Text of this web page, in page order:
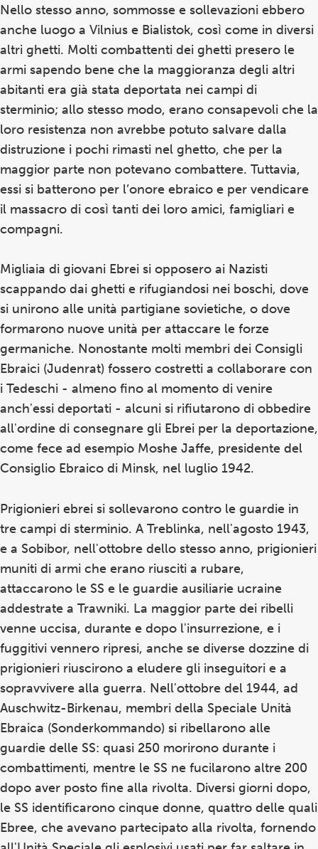
Nello stesso anno, sommosse e sollevazioni ebbero
anche luogo a Vilnius e Bialistok, così come in diversi
altri ghetti. Molti combattenti dei ghetti presero le
armi sapendo bene che la maggioranza degli altri
abitanti era già stata deportata nei campi di
sterminio; allo stesso modo, erano consapevoli che la
loro resistenza non avrebbe potuto salvare dalla
distruzione i pochi rimasti nel ghetto, che per la
maggior parte non potevano combattere. Tuttavia,
essi si batterono per l’onore ebraico e per vendicare
il massacro di così tanti dei loro amici, famigliari e
compagni.
Migliaia di giovani Ebrei si opposero ai Nazisti
scappando dai ghetti e rifugiandosi nei boschi, dove
si unirono alle unità partigiane sovietiche, o dove
formarono nuove unità per attaccare le forze
germaniche. Nonostante molti membri dei Consigli
Ebraici (Judenrat) fossero costretti a collaborare con
i Tedeschi - almeno fino al momento di venire
anch'essi deportati - alcuni si rifiutarono di obbedire
all'ordine di consegnare gli Ebrei per la deportazione,
come fece ad esempio Moshe Jaffe, presidente del
Consiglio Ebraico di Minsk, nel luglio 1942.
Prigionieri ebrei si sollevarono contro le guardie in
tre campi di sterminio. A Treblinka, nell'agosto 1943,
e a Sobibor, nell'ottobre dello stesso anno, prigionieri
muniti di armi che erano riusciti a rubare,
attaccarono le SS e le guardie ausiliarie ucraine
addestrate a Trawniki. La maggior parte dei ribelli
venne uccisa, durante e dopo l'insurrezione, e i
fuggitivi vennero ripresi, anche se diverse dozzine di
prigionieri riuscirono a eludere gli inseguitori e a
sopravvivere alla guerra. Nell'ottobre del 1944, ad
Auschwitz-Birkenau, membri della Speciale Unità
Ebraica (Sonderkommando) si ribellarono alle
guardie delle SS: quasi 250 morirono durante i
combattimenti, mentre le SS ne fucilarono altre 200
dopo aver posto fine alla rivolta. Diversi giorni dopo,
le SS identificarono cinque donne, quattro delle quali
Ebree, che avevano partecipato alla rivolta, fornendo